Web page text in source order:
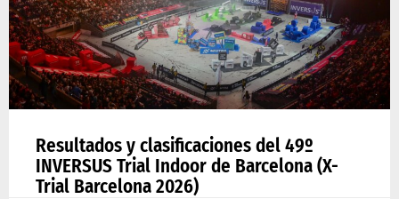
Resultados y clasificaciones del 49º
INVERSUS Trial Indoor de Barcelona (X-
Trial Barcelona 2026)